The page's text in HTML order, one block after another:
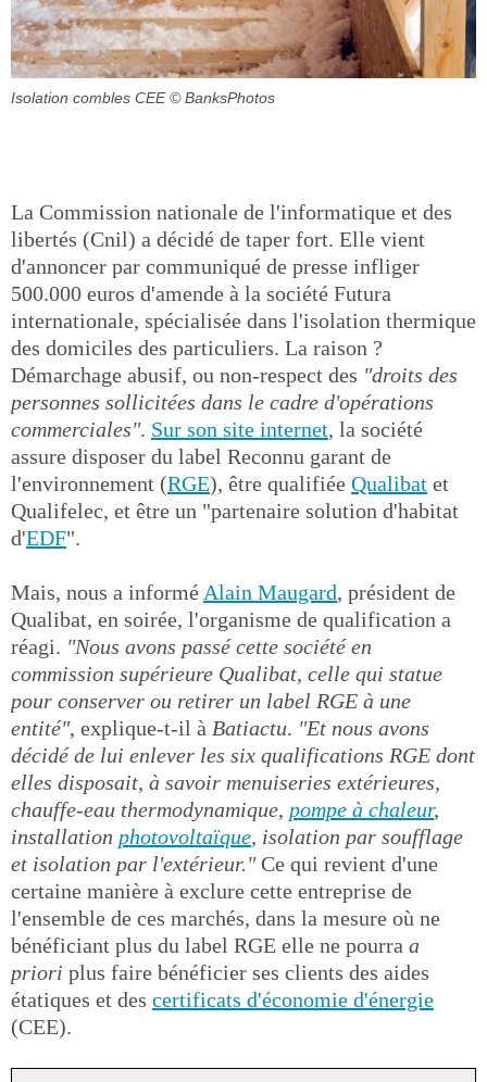
Isolation combles CEE © BanksPhotos
La Commission nationale de l'informatique et des
libertés (Cnil) a décidé de taper fort. Elle vient
d'annoncer par communiqué de presse infliger
500.000 euros d'amende à la société Futura
internationale, spécialisée dans l'isolation thermique
des domiciles des particuliers. La raison ?
Démarchage abusif, ou non-respect des "droits des
personnes sollicitées dans le cadre d'opérations
commerciales". Sur son site internet, la société
assure disposer du label Reconnu garant de
l'environnement (RGE), être qualifiée Qualibat et
Qualifelec, et être un "partenaire solution d'habitat
d'EDF".
Mais, nous a informé Alain Maugard, président de
Qualibat, en soirée, l'organisme de qualification a
réagi. "Nous avons passé cette société en
commission supérieure Qualibat, celle qui statue
pour conserver ou retirer un label RGE à une
entité", explique-t-il à Batiactu. "Et nous avons
décidé de lui enlever les six qualifications RGE dont
elles disposait, à savoir menuiseries extérieures,
chauffe-eau thermodynamique, pompe à chaleur,
installation photovoltaïque, isolation par soufflage
et isolation par l'extérieur."Ce qui revient d'une
certaine manière à exclure cette entreprise de
l'ensemble de ces marchés, dans la mesure où ne
bénéficiant plus du label RGE elle ne pourra a
priori plus faire bénéficier ses clients des aides
étatiques et des certificats d'économie d'énergie
(CEE).